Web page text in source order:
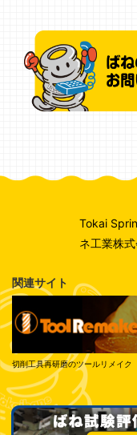
Tokai
ネ工業株
関連サイト
切削工具再研磨のツールリメイク